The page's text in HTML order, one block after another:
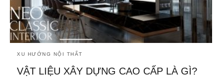
XU HƯỚNG NỘI THẤT
VẬT LIỆU XÂY DỰNG CAO CẤP LÀ GÌ?